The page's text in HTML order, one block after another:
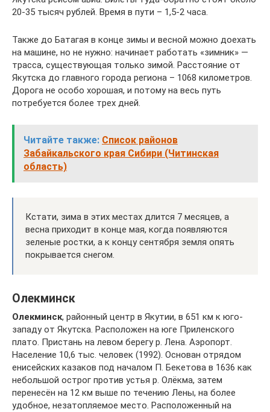
20-35 тысяч рублей. Время в пути – 1,5-2 часа.
Также до Батагая в конце зимы и весной можно доехать
на машине, но не нужно: начинает работать «зимник» —
трасса, существующая только зимой. Расстояние от
Якутска до главного города региона – 1068 километров.
Дорога не особо хорошая, и потому на весь путь
потребуется более трех дней.
Читайте также: Список районов
Забайкальского края Сибири (Читинская
область)
Кстати, зима в этих местах длится 7 месяцев, а
весна приходит в конце мая, когда появляются
зеленые ростки, а к концу сентября земля опять
покрывается снегом.
Олекминск
Олекминск, районный центр в Якутии, в 651 км к юго-
западу от Якутска. Расположен на юге Приленского
плато. Пристань на левом берегу р. Лена. Аэропорт.
Население 10,6 тыс. человек (1992). Основан отрядом
енисейских казаков под началом П. Бекетова в 1636 как
небольшой острог против устья р. Олёкма, затем
перенесён на 12 км выше по течению Лены, на более
удобное, незатопляемое место. Расположенный на